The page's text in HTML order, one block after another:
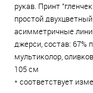
рукав. Принт
простой
асимметричные
джерси, состав: 67%
мультиколор,
105 см
* соответствует